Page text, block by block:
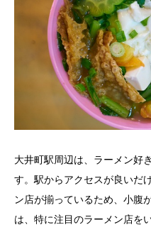
大井町駅周辺は、ラーメン好
す。駅からアクセスが良いだ
ン店が揃っているため、小腹
は、特に注目のラーメン店を